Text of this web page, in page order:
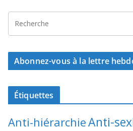
Abonnez-vous à la lettre
Étiquettes
Anti-hiérarchieAnti-